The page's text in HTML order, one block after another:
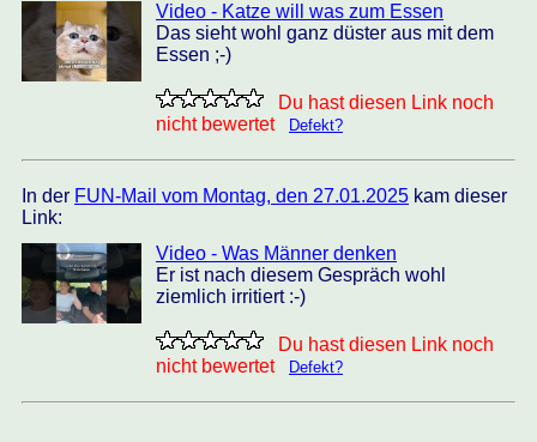
Video - Katze will was zum Essen
Das sieht wohl ganz düster aus mit dem
Essen ;-)
Du hast diesen Link noch
nicht bewertet
Defekt?
In der FUN-Mail vom Montag, den 27.01.2025 kam dieser
Link:
Video - Was Männer denken
Er ist nach diesem Gespräch wohl
ziemlich irritiert :-)
Du hast diesen Link noch
nicht bewertet
Defekt?